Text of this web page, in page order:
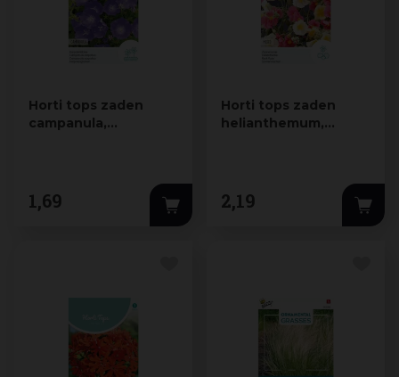
Horti tops zaden
campanula,
1,69
Horti tops zaden
helianthemum,
2,19